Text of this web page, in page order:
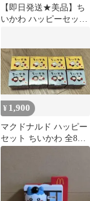
【即日発送★美品】ち
いかわ ハッピーセット
¥ 1,900
マクドナルド ハッピー
セット ちいかわ 全8種
コンプリートセット